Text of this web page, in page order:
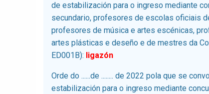
de estabilización para o ingreso mediante
secundario, profesores de escolas oficiais
profesores de música e artes escénicas,
artes plásticas e deseño e de mestres da
ED001B): ligazón
Orde do ......de ........ de 2022 pola que se
estabilización para o ingreso mediante